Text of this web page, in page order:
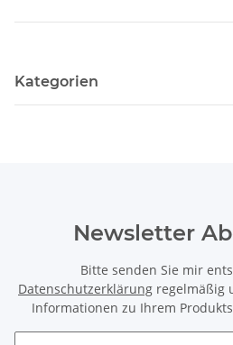
Kategorien
Newsletter
Bitte senden Sie mir
Datenschutzerklärung regelmäßig
Informationen zu Ihrem